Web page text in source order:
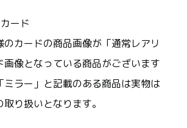
ード
のカードの商品画像が「通常レアリ
画像となっている商品がございます
ミラー」と記載のある商品は実物は
り扱いとなります。